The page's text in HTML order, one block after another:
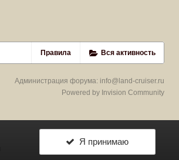
Правила Вся активность
Администрация форума: info@land-cruiser.ru
Powered by Invision Community
Я принимаю